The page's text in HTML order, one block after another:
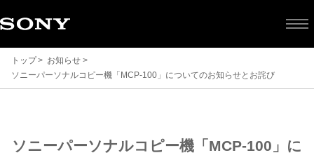
トップ
お知らせ
ソニーパーソナルコピー機「MCP-100」についてのお知らせとお詫び
ソニーパーソナルコピー機「MCP-100」に